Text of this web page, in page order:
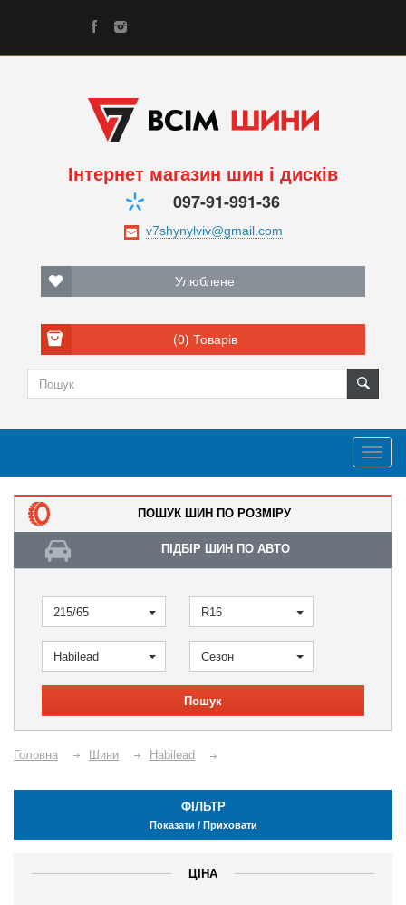
Інтернет магазин шин і дисків
097-91-991-36
Улюблене
(0) Товарів
ПОШУК ШИН ПО РОЗМІРУ
ПІДБІР ШИН ПО АВТО
215/65 R16
Habilead Сезон
Пошук
Головна Шини Habilead
ФІЛЬТР
Показати / Приховати
ЦІНА